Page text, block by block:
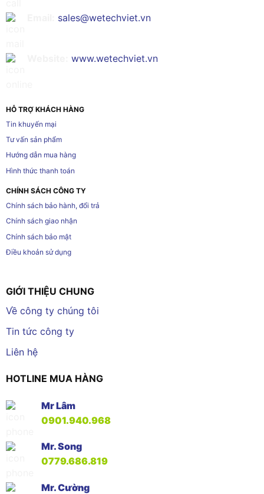
sales@wetechviet.vn
www.wetechviet.vn
HỖ TRỢ KHÁCH HÀNG
Tin khuyến mại
Tư vấn sản phẩm
Hướng dẫn mua hàng
Hình thức thanh toán
CHÍNH SÁCH CÔNG TY
Chính sách bảo hành, đổi trả
Chính sách giao nhận
Chính sách bảo mật
Điều khoản sử dụng
GIỚI THIỆU CHUNG
Về công ty chúng tôi
Tin tức công ty
Liên hệ
HOTLINE MUA HÀNG
Mr Lâm
0901.940.968
Mr. Song
0779.686.819
Mr. Cường